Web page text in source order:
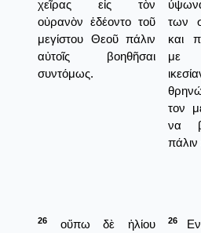
χεῖρας εἰς τὸν
οὐρανὸν ἐδέοντο τοῦ
μεγίστου Θεοῦ πάλιν
αὐτοῖς βοηθῆσαι
συντόμως.
των
και
με
τον
να
πάλιν
26
οὔπω δὲ ἡλίου
26